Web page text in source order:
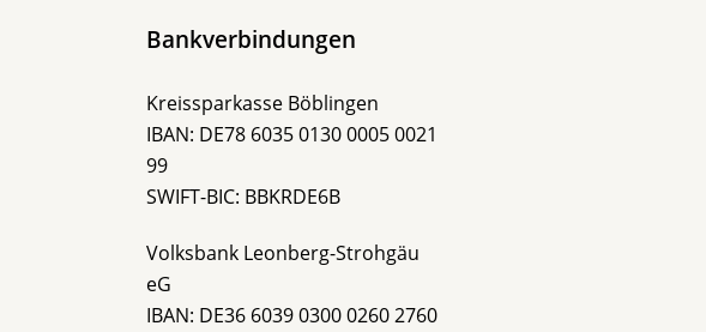
Bankverbindungen
Kreissparkasse Böblingen
IBAN: DE78 6035 0130 0005 0021
99
SWIFT-BIC: BBKRDE6B
Volksbank Leonberg-Strohgäu
eG
IBAN: DE36 6039 0300 0260 2760